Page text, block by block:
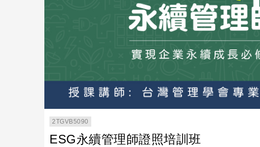
2TGVB5090
ESG永續管理師證照培訓班